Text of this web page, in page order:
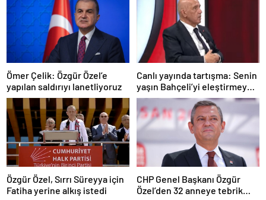
Ömer Çelik: Özgür Özel’e
yapılan saldırıyı lanetliyoruz
Canlı yayında tartışma: Senin
yaşın Bahçeli’yi eleştirmeye
yetmez
Özgür Özel, Sırrı Süreyya için
Fatiha yerine alkış istedi
CHP Genel Başkanı Özgür
Özel’den 32 anneye tebrik